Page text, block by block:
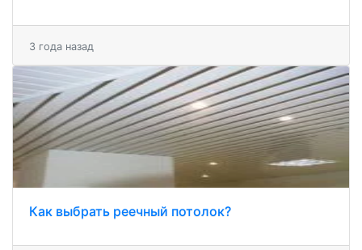
3 года назад
Как выбрать реечный потолок?